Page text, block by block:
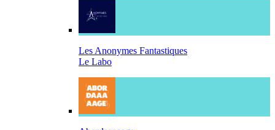
Les Anonymes Fantastiques
Le Labo